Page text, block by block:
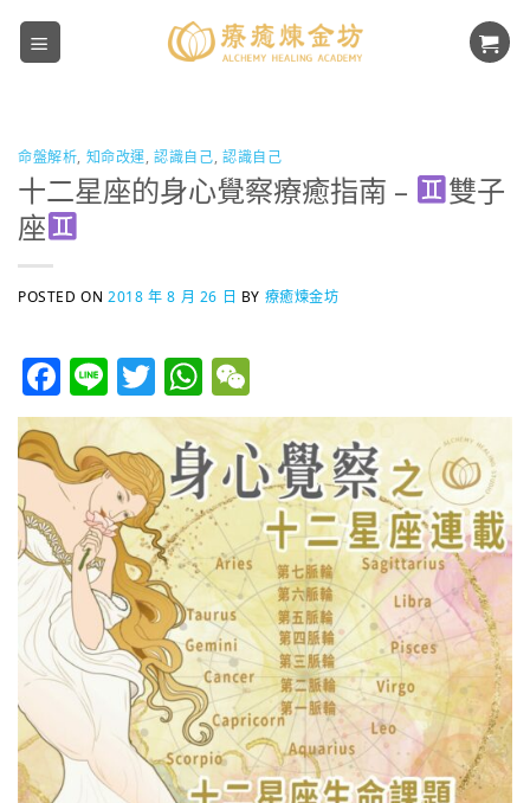
Skip
命盤解析 知命改運 ,認識自己 認識自己
十二星座的身心覺察療癒指南 –
雙子
座
POSTED ON2018 年 8 月 26 日 BY 療癒煉金坊
Facebook
LineTwitterWhatsApp